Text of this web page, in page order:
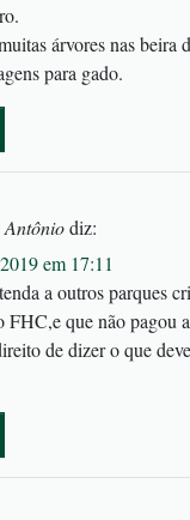
árvores nas beira
para gado.
diz:
em 17:11
a outros parques
FHC,e que não pagou
de dizer o que